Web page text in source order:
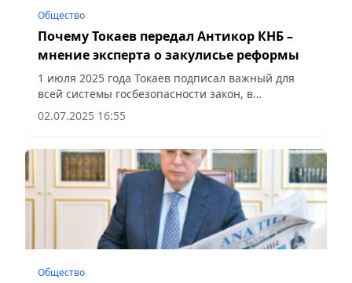
Общество
Почему Токаев передал Антикор КНБ –
мнение эксперта о закулисье реформы
1 июля 2025 года Токаев подписал важный для
всей системы госбезопасности закон, в
соответствии с которым Антикор передается в
ведение КНБ РК. Это решение вызвало
02.07.2025 16:55
Общество